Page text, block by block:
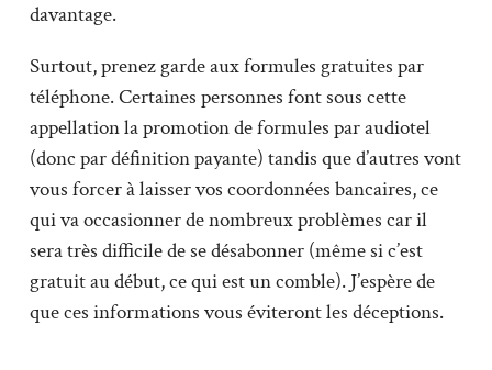
davantage.
Surtout, prenez garde aux formules gratuites par
téléphone. Certaines personnes font sous cette
appellation la promotion de formules par audiotel
(donc par définition payante) tandis que d’autres vont
vous forcer à laisser vos coordonnées bancaires, ce
qui va occasionner de nombreux problèmes car il
sera très difficile de se désabonner (même si c’est
gratuit au début, ce qui est un comble). J’espère de
que ces informations vous éviteront les déceptions.